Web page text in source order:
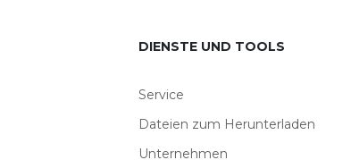
DIENSTE UND TOOLS
Service
Dateien zum Herunterladen
Unternehmen